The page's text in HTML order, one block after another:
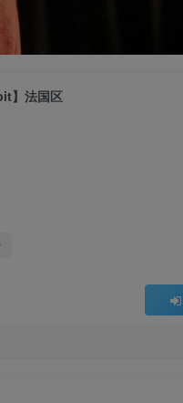
】法国区